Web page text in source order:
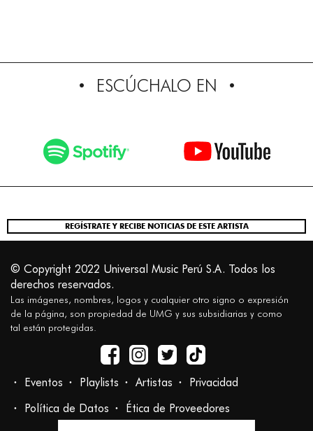
ESCÚCHALO EN
REGÍSTRATE Y RECIBE NOTICIAS DE ESTE ARTISTA
© Copyright 2022 Universal Music Perú S.A. Todos los
derechos reservados.
Las imágenes, nombres, logos y cualquier otro signo o expresión
de la página, son propiedad de UMG y sus subsidiarias y como
tal están protegidas.
Eventos Playlists Artistas
Privacidad
Política de Datos
Ética de Proveedores